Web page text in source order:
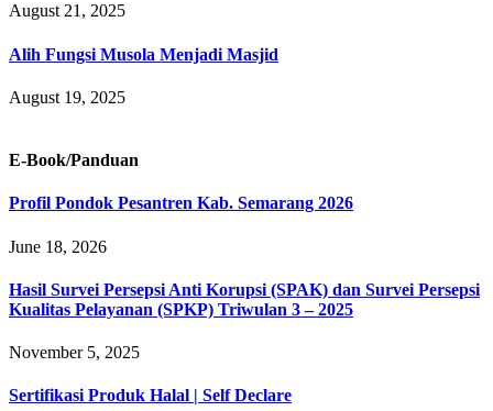
August 21, 2025
Alih Fungsi Musola Menjadi Masjid
August 19, 2025
E-Book/Panduan
Profil Pondok Pesantren Kab. Semarang 2026
June 18, 2026
Hasil Survei Persepsi Anti Korupsi (SPAK) dan Survei Persepsi
Kualitas Pelayanan (SPKP) Triwulan 3 – 2025
November 5, 2025
Sertifikasi Produk Halal | Self Declare